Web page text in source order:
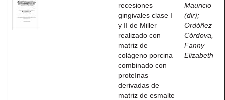
recesiones
gingivales clase I
y II de Miller
realizado con
matriz de
colágeno porcina
combinado con
proteínas
derivadas de
matriz de esmalte
Mauricio
(dir);
Ordóñez
Córdova,
Fanny
Elizabeth